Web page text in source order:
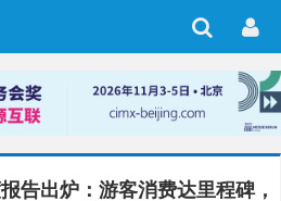
告出炉：游客消费达里程碑，